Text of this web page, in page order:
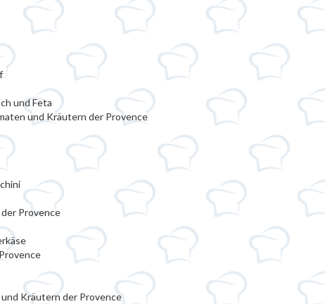
und Feta
und Kräutern der Provence
Provence
Kräutern der Provence